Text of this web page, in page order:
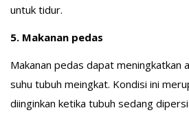
untuk tidur.
5. Makanan pedas
Makanan pedas dapat meningkatkan
suhu tubuh meingkat. Kondisi ini
diinginkan ketika tubuh sedang